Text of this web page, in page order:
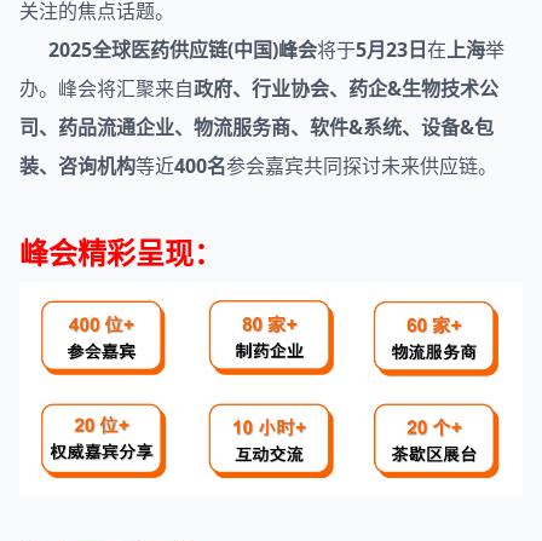
关注的焦点话题。
2025全球医药供应链(中国)峰会将于5月23日在上海举
办。峰会将汇聚来自政府、行业协会、药企&生物技术公
司、药品流通企业、物流服务商、软件&系统、设备&包
装、咨询机构等近400名参会嘉宾共同探讨未来供应链。
峰会精彩呈现：